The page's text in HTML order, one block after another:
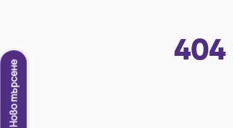
Ново търсене
404